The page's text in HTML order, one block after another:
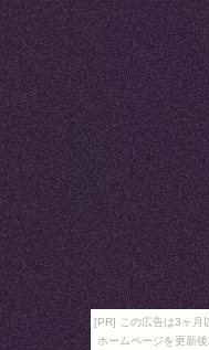
[PR] この広告は3ヶ月
ホームページを更新